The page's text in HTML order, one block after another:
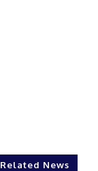
Related News